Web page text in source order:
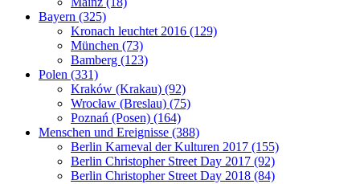
Bayern (325)
Kronach leuchtet 2016 (129)
München (73)
Bamberg (123)
Polen (331)
Kraków (Krakau) (92)
Wrocław (Breslau) (75)
Poznań (Posen) (164)
Menschen und Ereignisse (388)
Berlin Karneval der Kulturen 2017 (155)
Berlin Christopher Street Day 2017 (92)
Berlin Christopher Street Day 2018 (84)